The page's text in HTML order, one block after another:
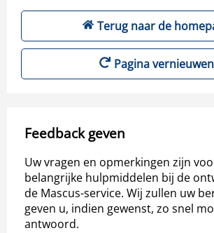
Terug naar de
Pagina vernieuwen
Feedback geven
Uw vragen en opmerkingen zijn
belangrijke hulpmiddelen bij de
de Mascus-service. Wij zullen uw
geven u, indien gewenst, zo snel
antwoord.